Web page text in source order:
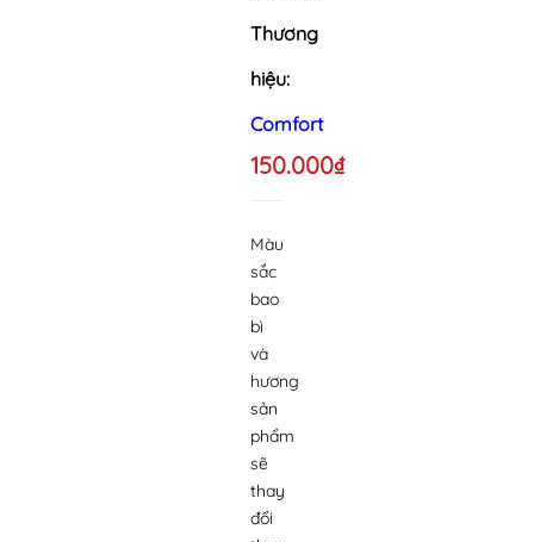
Thương
hiệu:
Comfort
150.000₫
Màu
sắc
bao
bì
và
hương
sản
phẩm
sẽ
thay
đổi